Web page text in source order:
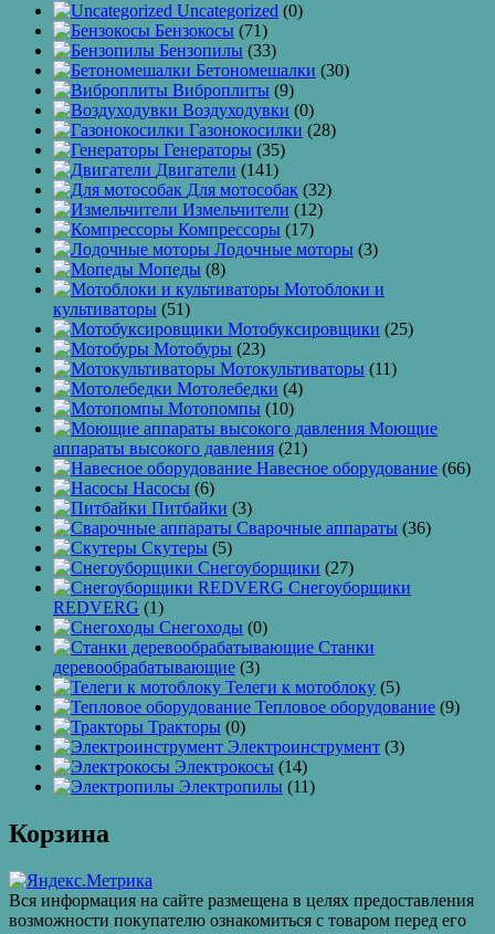
Uncategorized (0)
Бензокосы (71)
Бензопилы (33)
Бетономешалки (30)
Виброплиты (9)
Воздуходувки (0)
Газонокосилки (28)
Генераторы (35)
Двигатели (141)
Для мотособак (32)
Измельчители (12)
Компрессоры (17)
Лодочные моторы (3)
Мопеды (8)
Мотоблоки и
культиваторы (51)
Мотобуксировщики (25)
Мотобуры (23)
Мотокультиваторы (11)
Мотолебедки (4)
Мотопомпы (10)
Моющие
аппараты высокого давления (21)
Навесное оборудование (66)
Насосы (6)
Питбайки (3)
Сварочные аппараты (36)
Скутеры (5)
Снегоуборщики (27)
Снегоуборщики
REDVERG (1)
Снегоходы (0)
Станки
деревообрабатывающие (3)
Телеги к мотоблоку (5)
Тепловое оборудование (9)
Тракторы (0)
Электроинструмент (3)
Электрокосы (14)
Электропилы (11)
Корзина
Вся информация на сайте размещена в целях предоставления
возможности покупателю ознакомиться с товаром перед его